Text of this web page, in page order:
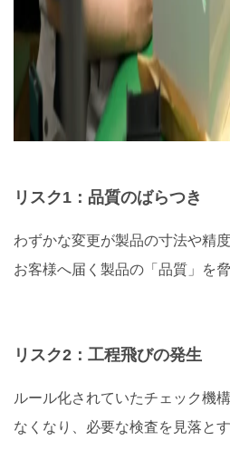
リスク1：品質のばらつき
わずかな変更が製品の寸法や精
お客様へ届く製品の「品質」を
リスク2：工程飛びの発生
ルール化されていたチェック機
なくなり、必要な検査を見落と